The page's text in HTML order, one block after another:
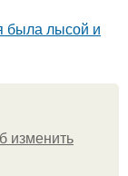
была лысой и
изменить